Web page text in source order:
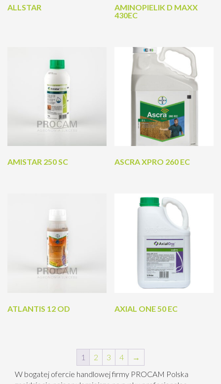
ALLSTAR
AMINOPIELIK D MAXX
430EC
AMISTAR 250 SC ASCRA XPRO 260 EC
ATLANTIS 12 OD AXIAL ONE 50 EC
1 2 3 4
→
W bogatej ofercie handlowej firmy PROCAM Polska